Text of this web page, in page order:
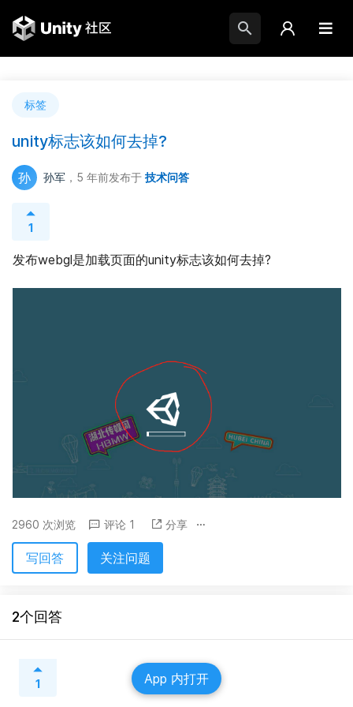
标签
unity标志该如何去掉?
孙 孙军 ，5 年前发布于 技术问答
1
发布webgl是加载页面的unity标志该如何去掉?
2960 次浏览 评论 1 分享
写回答 关注问题
2个回答
1 App 内打开